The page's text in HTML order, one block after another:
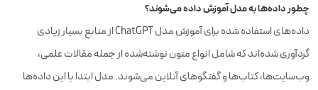
چطور داده‌ها به مدل آموزش داده می‌شوند؟
داده‌های استفاده شده برای آموزش مدل ChatGPT از منابع بسیار زیادی
گردآوری شده‌اند که شامل انواع متون نوشته‌شده از جمله مقالات علمی،
وب‌سایت‌ها، کتاب‌ها و گفتگوهای آنلاین می‌شوند. مدل ابتدا با این داده‌ها